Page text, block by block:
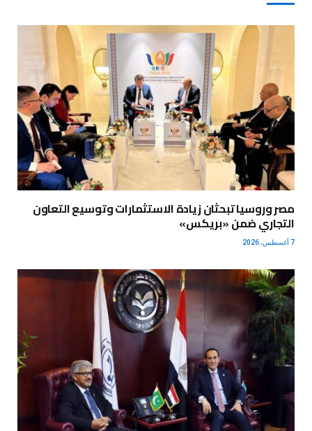
مصر وروسيا تبحثان زيادة الاستثمارات وتوسيع التعاون
التجاري ضمن «بريكس»
7 أغسطس، 2026